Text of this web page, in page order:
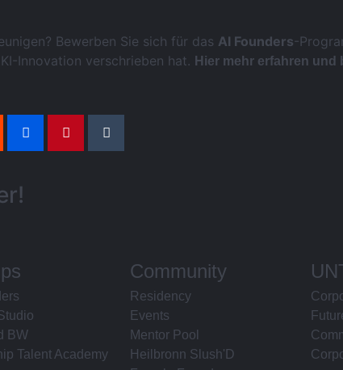
Bewerben Sie sich für das AI Founders-
Innovation verschrieben hat. Hier mehr erfahren und
BW
Talent Academy
Community
Residency
Events
Mentor Pool
Heilbronn Slush'D